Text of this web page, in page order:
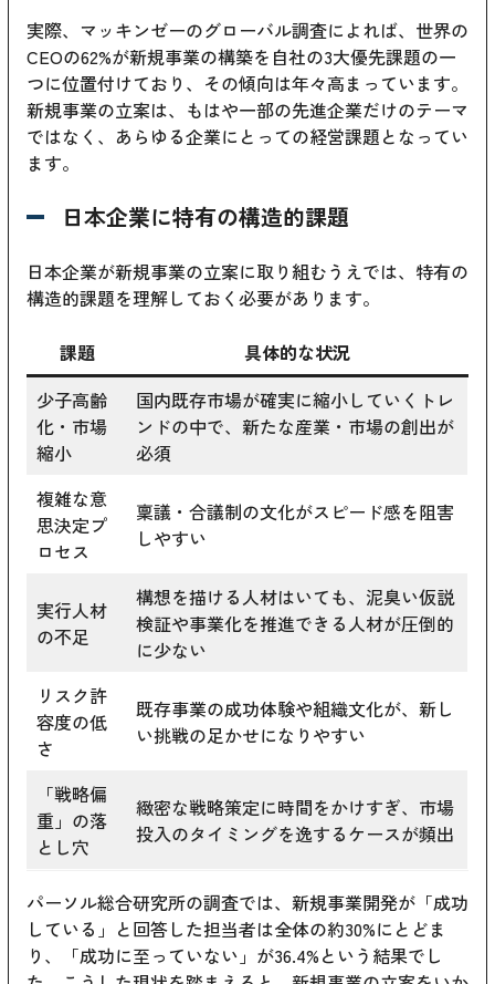
実際、マッキンゼーのグローバル調査によれば、世界の
CEOの62%が新規事業の構築を自社の3大優先課題の一
つに位置付けており、その傾向は年々高まっています。
新規事業の立案は、もはや一部の先進企業だけのテーマ
ではなく、あらゆる企業にとっての経営課題となってい
ます。
日本企業に特有の構造的課題
日本企業が新規事業の立案に取り組むうえでは、特有の
構造的課題を理解しておく必要があります。
課題
具体的な状況
少子高齢
化・市場
縮小
国内既存市場が確実に縮小していくトレ
ンドの中で、新たな産業・市場の創出が
必須
複雑な意
思決定プ
ロセス
稟議・合議制の文化がスピード感を阻害
しやすい
実行人材
の不足
構想を描ける人材はいても、泥臭い仮説
検証や事業化を推進できる人材が圧倒的
に少ない
リスク許
容度の低
さ
既存事業の成功体験や組織文化が、新し
い挑戦の足かせになりやすい
「戦略偏
重」の落
とし穴
緻密な戦略策定に時間をかけすぎ、市場
投入のタイミングを逸するケースが頻出
パーソル総合研究所の調査では、新規事業開発が「成功
している」と回答した担当者は全体の約30%にとどま
り、「成功に至っていない」が36.4%という結果でし